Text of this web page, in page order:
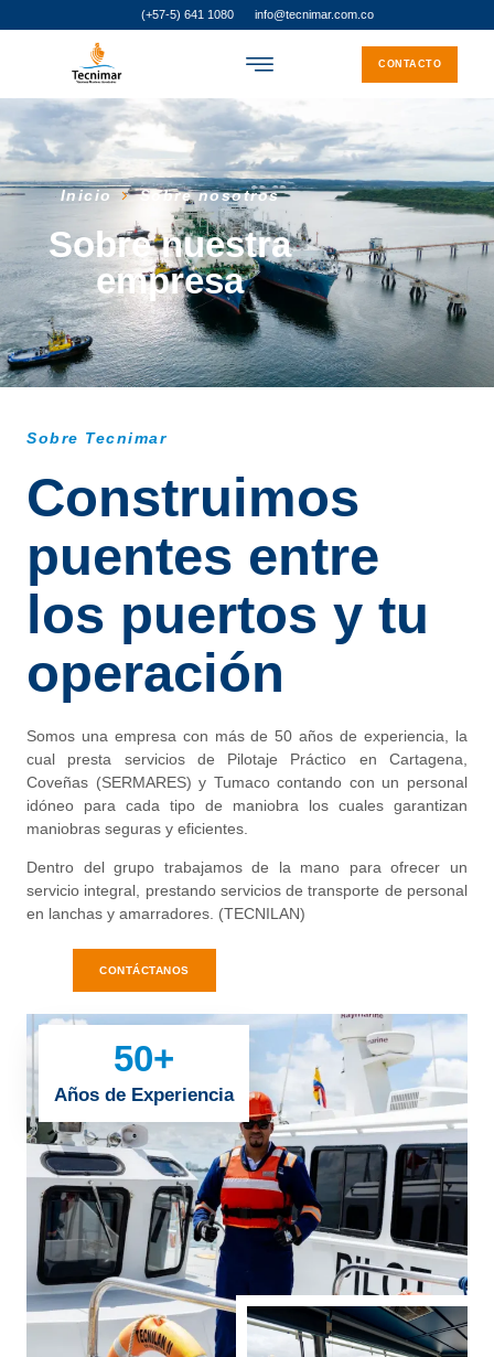
(+57-5) 641 1080 info@tecnimar.com.co
CONTACTO
Inicio Sobre nosotros
Sobre nuestra
empresa
Años de Experiencia
50+
Sobre Tecnimar
Construimos
puentes entre
los puertos y tu
operación
Somos una empresa con más de 50 años de experiencia, la
cual presta servicios de Pilotaje Práctico en Cartagena,
Coveñas (SERMARES) y Tumaco contando con un personal
idóneo para cada tipo de maniobra los cuales garantizan
maniobras seguras y eficientes.
Dentro del grupo trabajamos de la mano para ofrecer un
servicio integral, prestando servicios de transporte de personal
en lanchas y amarradores. (TECNILAN)
CONTÁCTANOS